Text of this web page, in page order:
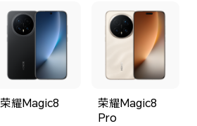
荣耀Magic8
荣耀Magic8
Pro